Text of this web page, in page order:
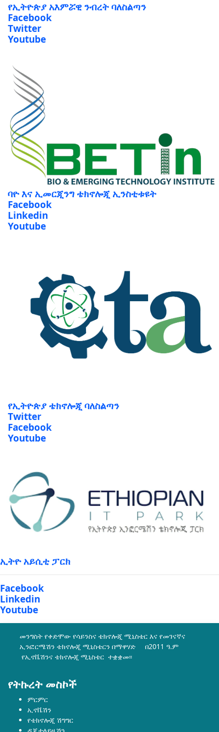
የኢትዮጵያ አእምሯዊ ንብረት ባለስልጣን
Facebook
Twitter
Youtube
ባዮ እና ኢመርጂንግ ቴክኖሎጂ ኢንስቲቱዩት
Facebook
Linkedin
Youtube
የኢትዮጵያ ቴክኖሎጂ ባለስልጣን
Twitter
Facebook
Youtube
ኢትዮ አይሲቲ ፓርክ
Facebook
Linkedin
Youtube
መንግስት የቀድሞው የሳይንስና ቴክኖሎጂ ሚኒስቴር እና የመገናኛና
ኢንፎርሜሽን ቴክኖሎጂ ሚኒስቴርን በማዋሃድ በ2011 ዓ.ም
የኢኖቬሽንና ቴክኖሎጂ ሚኒስቴር ተቋቋመ፡፡
የትኩረት መስኮች
ምርምር
ኢኖቬሽን
የቴክኖሎጂ ሽግግር